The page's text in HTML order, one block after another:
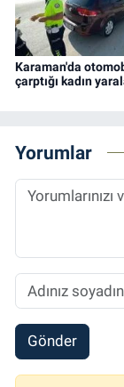
Karaman'da
çarptığı kadın
Yorumlar
Gönder